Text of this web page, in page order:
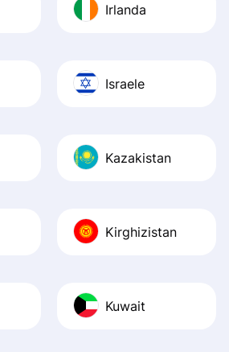
Irlanda
Israele
Kazakistan
Kirghizistan
Kuwait